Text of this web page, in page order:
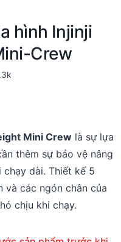
hình Injinji
Crew
Mini Crew là sự lựa
thêm sự bảo vệ nâng
dài. Thiết kế 5
và các ngón chân của
chịu khi chạy.